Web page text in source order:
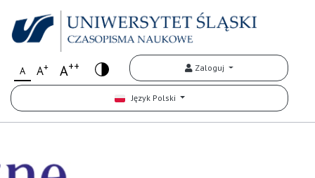
A A+ A++ Zaloguj
Język Polski